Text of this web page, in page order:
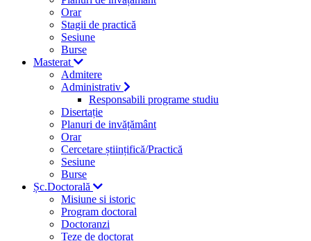
Orar
Stagii de practică
Sesiune
Burse
Masterat
Admitere
Administrativ
Responsabili programe studiu
Disertație
Planuri de invățământ
Orar
Cercetare științifică/Practică
Sesiune
Burse
Șc.Doctorală
Misiune si istoric
Program doctoral
Doctoranzi
Teze de doctorat